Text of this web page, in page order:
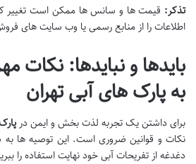
تذکر: قیمت ها و سانس ها ممکن است تغییر
اطلاعات را از منابع رسمی یا وب سایت های
بایدها و نبایدها: نکات
به پارک های آبی تهران
برای داشتن یک تجربه لذت بخش و ایمن در
نکات و قوانین ضروری است. این توصیه ها
دغدغه از تفریحات آبی خود نهایت استفاده را